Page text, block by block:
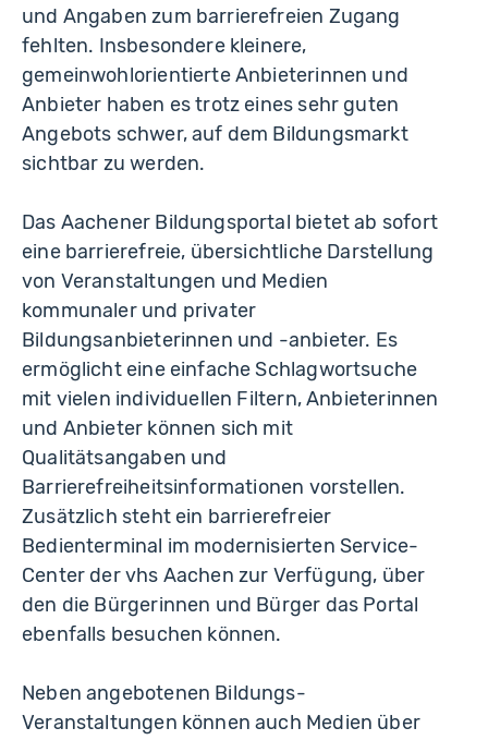
und Angaben zum barrierefreien Zugang
fehlten. Insbesondere kleinere,
gemeinwohlorientierte Anbieterinnen und
Anbieter haben es trotz eines sehr guten
Angebots schwer, auf dem Bildungsmarkt
sichtbar zu werden.
Das Aachener Bildungsportal bietet ab sofort
eine barrierefreie, übersichtliche Darstellung
von Veranstaltungen und Medien
kommunaler und privater
Bildungsanbieterinnen und -anbieter. Es
ermöglicht eine einfache Schlagwortsuche
mit vielen individuellen Filtern, Anbieterinnen
und Anbieter können sich mit
Qualitätsangaben und
Barrierefreiheitsinformationen vorstellen.
Zusätzlich steht ein barrierefreier
Bedienterminal im modernisierten Service-
Center der vhs Aachen zur Verfügung, über
den die Bürgerinnen und Bürger das Portal
ebenfalls besuchen können.
Neben angebotenen Bildungs-
Veranstaltungen können auch Medien über